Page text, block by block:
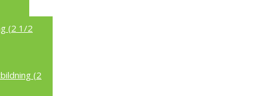
(2 1/2
(2